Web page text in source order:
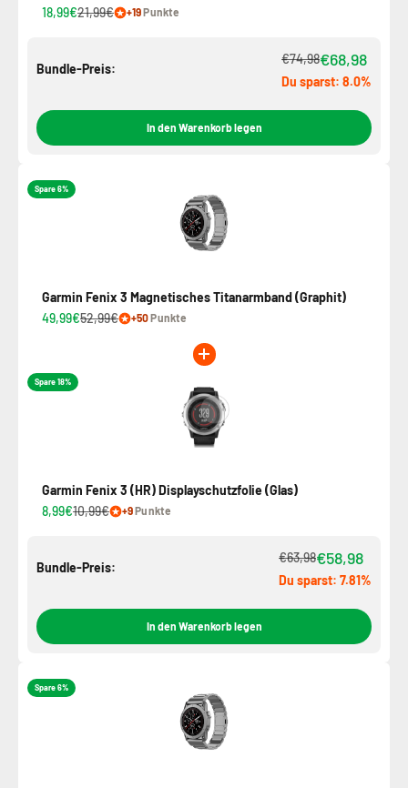
18,99€21,99€ +19Punkte
Bundle-Preis:
€74,98€68,98
Du sparst: 8.0%
In den Warenkorb legen
Spare 6%
Garmin Fenix 3 Magnetisches Titanarmband (Graphit)
49,99€52,99€ +50Punkte
Spare 18%
Garmin Fenix 3 (HR) Displayschutzfolie (Glas)
8,99€10,99€ +9Punkte
Bundle-Preis:
€63,98€58,98
Du sparst: 7.81%
In den Warenkorb legen
Spare 6%